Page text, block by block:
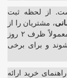
از لحظه ثبت
، مشتریان را از
وضعیت سفارش خود آگاه می‌کنیم. سفارش‌ها معمولاً ظرف ۲ روز
و برای برخی
خرید ارائه